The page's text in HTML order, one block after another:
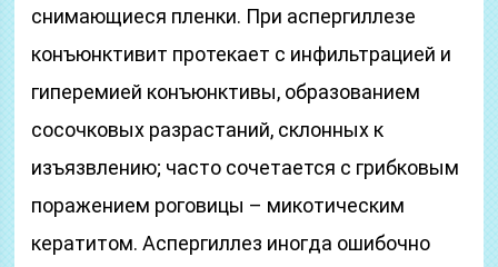
снимающиеся пленки. При аспергиллезе
конъюнктивит протекает с инфильтрацией и
гиперемией конъюнктивы, образованием
сосочковых разрастаний, склонных к
изъязвлению; часто сочетается с грибковым
поражением роговицы – микотическим
кератитом. Аспергиллез иногда ошибочно